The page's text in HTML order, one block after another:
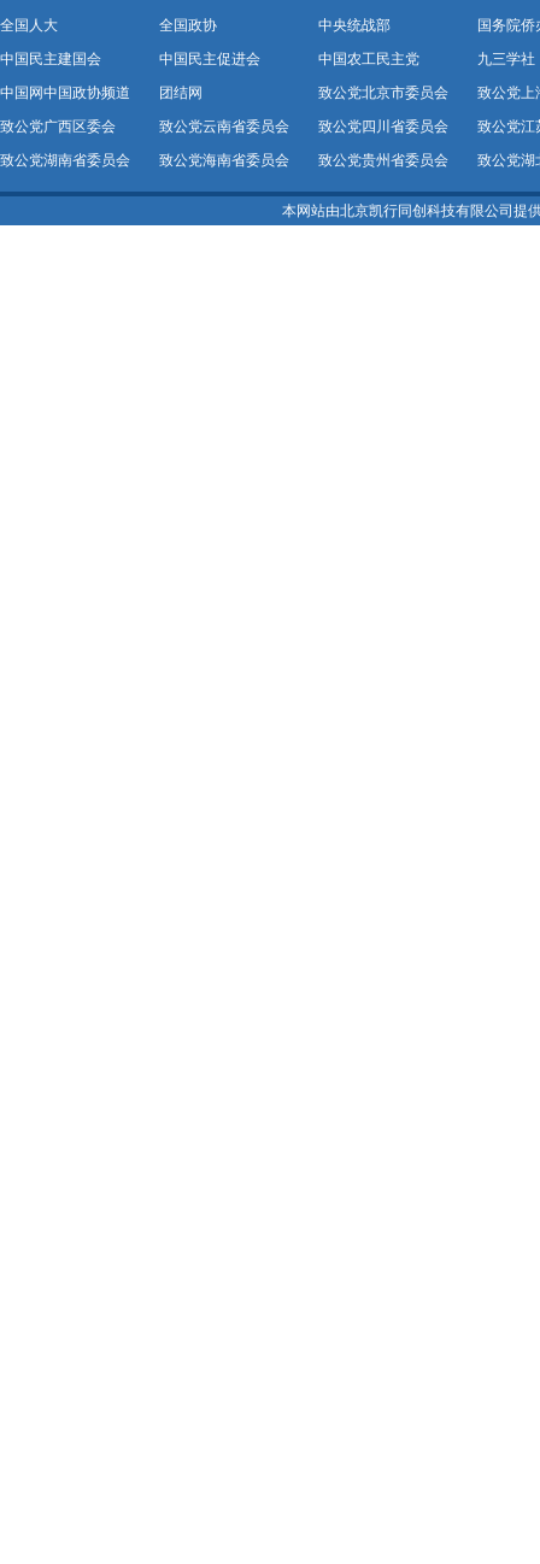
全国人大 全国政协 中央统战部
国务院侨
中国民主建国会
中国民主促进会 中国农工民主党
九三学社
中国网中国政协频道
团结网 致公党北京市委员会
致公党上
致公党广西区委会
致公党云南省委员会 致公党四川省委员会
致公党江
致公党湖南省委员会
致公党海南省委员会 致公党贵州省委员会 致公党湖
本网站由北京凯行同创科技有限公司提